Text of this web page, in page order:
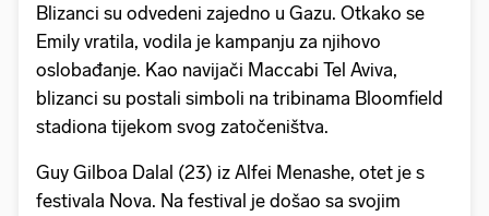
Blizanci su odvedeni zajedno u Gazu. Otkako se
Emily vratila, vodila je kampanju za njihovo
oslobađanje. Kao navijači Maccabi Tel Aviva,
blizanci su postali simboli na tribinama Bloomfield
stadiona tijekom svog zatočeništva.
Guy Gilboa Dalal (23) iz Alfei Menashe, otet je s
festivala Nova. Na festival je došao sa svojim